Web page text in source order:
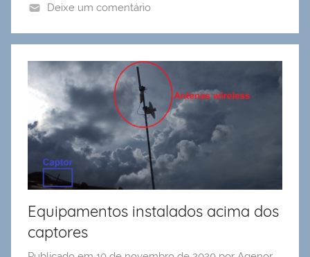
Deixe um comentário
Equipamentos instalados acima dos
captores